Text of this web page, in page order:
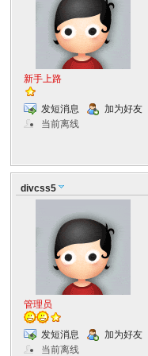
新手上路
发短消息
加为好友
当前离线
divcss5
管理员
发短消息
加为好友
当前离线